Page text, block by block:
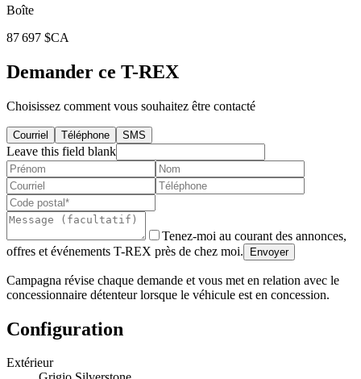
Boîte
87 697 $CA
Demander ce T-REX
Choisissez comment vous souhaitez être contacté
Courriel Téléphone SMS
Leave this field blank
Tenez-moi au courant des annonces,
offres et événements T-REX près de chez moi.
Envoyer
Campagna révise chaque demande et vous met en relation avec le
concessionnaire détenteur lorsque le véhicule est en concession.
Configuration
Extérieur